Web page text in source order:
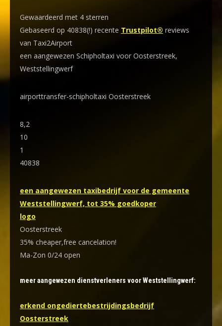
Gewaardeerd met 4 sterren
Gebaseerd op 40838(!) recente Trustpilot® reviews
van Taxi2Airport
een aangewezen Schipholtaxi voor Oosterstreek,
Weststellingwerf
airporttransfer-schipholtaxi Oosterstreek
8,2
10
1
40838
een aangewezen taxibedrijf voor de gemeente
Weststellingwerf, tot 35% goedkoper
logo
Oosterstreek
35% cheaper,free cancelation!
Ma-Zon 0/24 open
meer aangewezen dienstverleners voor Weststellingwerf:
erkend ongediertebestrijdingsbedrijf
Oosterstreek